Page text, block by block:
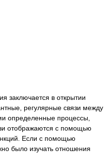
заключается в открытии
регулярные связи между
определенные процессы,
отображаются с помощью
Если с помощью
было изучать отношения